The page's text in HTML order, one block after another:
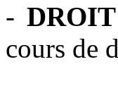
-
cours de